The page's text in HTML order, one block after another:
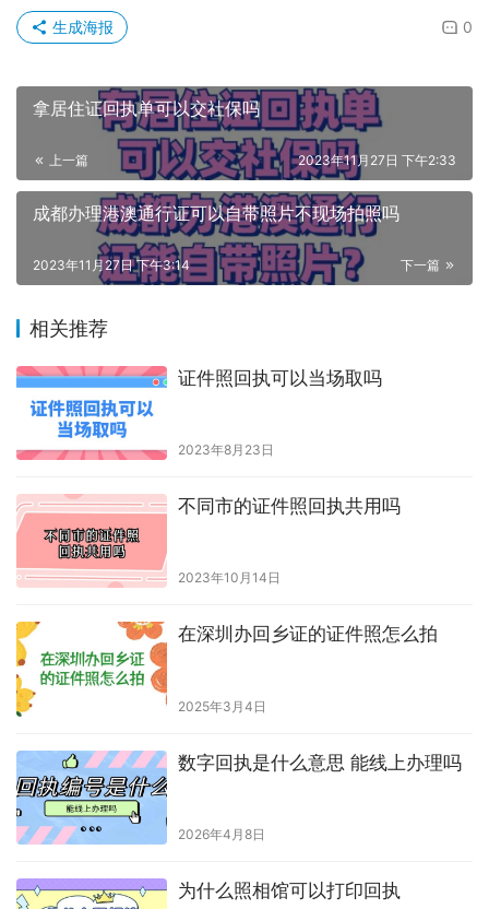
0
生成海报
拿居住证回执单可以交社保吗
上一篇 2023年11月27日 下午2:33
成都办理港澳通行证可以自带照片不现场拍照吗
下一篇
2023年11月27日 下午3:14
相关推荐
证件照回执可以当场取吗
2023年8月23日
不同市的证件照回执共用吗
2023年10月14日
在深圳办回乡证的证件照怎么拍
2025年3月4日
数字回执是什么意思 能线上办理吗
2026年4月8日
为什么照相馆可以打印回执